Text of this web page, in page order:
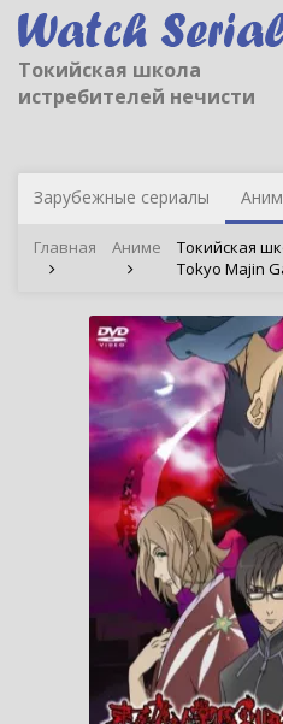
Токийская школа
истребителей нечисти
Зарубежные сериалы
Главная Аниме
Токийская
Tokyo Majin